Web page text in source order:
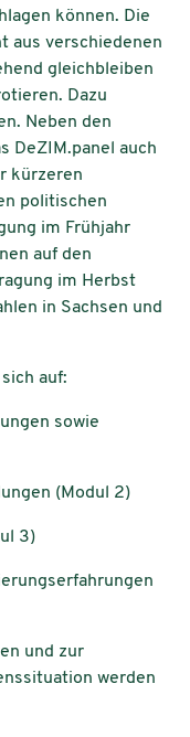
können. Die
aus verschiedenen
gleichbleiben
Dazu
Neben den
DeZIM.panel auch
kürzeren
politischen
im Frühjahr
auf den
im Herbst
in Sachsen und
auf:
sowie
(Modul 2)
3)
und zur
werden